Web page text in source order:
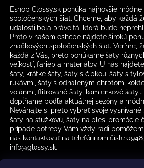
Eshop Glossy.sk ponúka najnovšie
spoločenských šiat. Chceme, aby každá
udalosti bola práve tá, ktorá bude
Preto v našom eshope nájdete širokú
značkových spoločenských šiat. Veríme,
každá z Vás, preto ponúkame šaty
veľkostí, farieb a materiálov. U nás
šaty, krátke šaty, šaty s čipkou, šaty s
rukávmi, šaty s odhaleným chrbtom,
volánmi, flitrované šaty, kamienkové
dopĺňame podľa aktuálnej sezóny a
Neváhajte si preto vybrať svoje vysnívané
šaty na stužkovú, šaty na ples, promócie
prípade potreby Vám vždy radi
nás kontaktovať na telefónnom čísle
info@glossy.sk.